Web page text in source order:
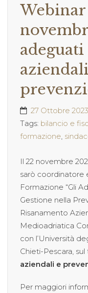
Webinar
adeguati
27 Ottobre 2023
Tags: bilancio e
formazione,
Il 22 novembre
sarò coordinatore
Formazione “Gli
Gestione nella
Risanamento
Medioadriatica
con l’Università
Chieti-Pescara,
aziendali e
Per maggiori